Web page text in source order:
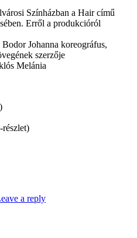
Színházban a Hair című
Erről a produkcióról
Johanna koreográfus,
szerzője
Melánia
a reply